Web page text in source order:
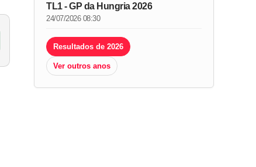
TL1 - GP da Hungria 2026
24/07/2026 08:30
Resultados de 2026
Ver outros anos